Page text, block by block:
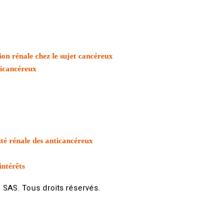
rénale chez le sujet cancéreux
rénale des anticancéreux
Tous droits réservés.